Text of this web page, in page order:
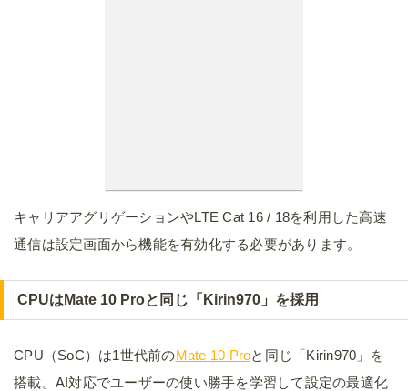
キャリアアグリゲーションやLTE Cat 16 / 18を利用した高速
通信は設定画面から機能を有効化する必要があります。
CPUはMate 10 Proと同じ「Kirin970」を採用
CPU（SoC）は1世代前のMate 10 Proと同じ「Kirin970」を
搭載。AI対応でユーザーの使い勝手を学習して設定の最適化